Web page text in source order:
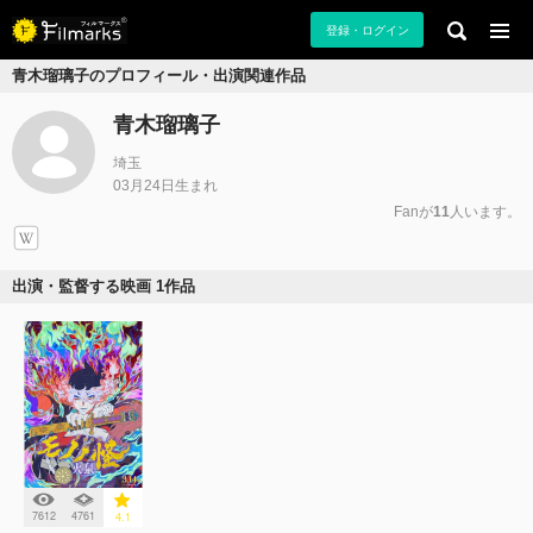
登録・ログイン
青木瑠璃子のプロフィール・出演関連作品
青木瑠璃子
埼玉
03月24日生まれ
Fanが11人います。
出演・監督する映画 1作品
7612 4761 4.1